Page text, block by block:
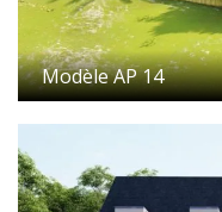
Modèle AP 14